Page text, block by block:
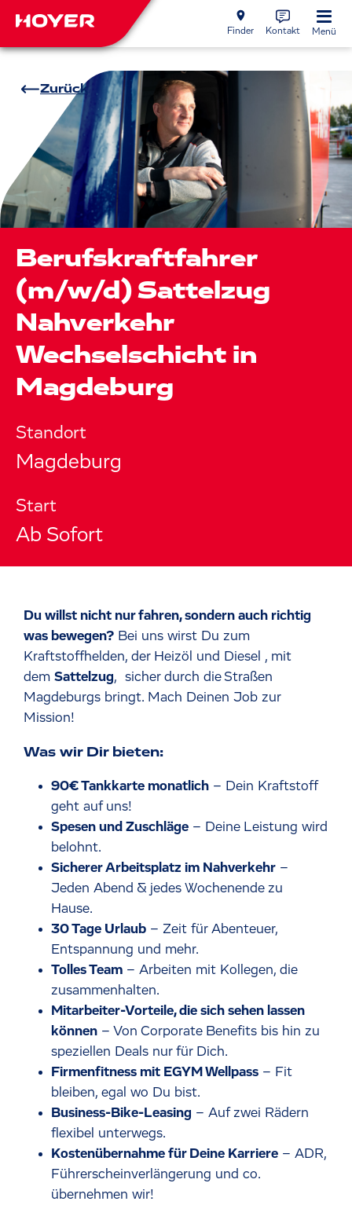
Finder Kontakt Menü
Zurück
Berufskraftfahrer
(m/w/d) Sattelzug
Nahverkehr
Wechselschicht in
Magdeburg
Standort
Magdeburg
Start
Ab Sofort
Du willst nicht nur fahren, sondern auch richtig
was bewegen? Bei uns wirst Du zum
Kraftstoffhelden, der Heizöl und Diesel , mit
dem Sattelzug, sicher durch die Straßen
Magdeburgs bringt. Mach Deinen Job zur
Mission!
Was wir Dir bieten:
90€ Tankkarte monatlich – Dein Kraftstoff
geht auf uns!
Spesen und Zuschläge – Deine Leistung wird
belohnt.
Sicherer Arbeitsplatz im Nahverkehr –
Jeden Abend & jedes Wochenende zu
Hause.
30 Tage Urlaub – Zeit für Abenteuer,
Entspannung und mehr.
Tolles Team – Arbeiten mit Kollegen, die
zusammenhalten.
Mitarbeiter-Vorteile, die sich sehen lassen
können – Von Corporate Benefits bis hin zu
speziellen Deals nur für Dich.
Firmenfitness mit EGYM Wellpass – Fit
bleiben, egal wo Du bist.
Business-Bike-Leasing – Auf zwei Rädern
flexibel unterwegs.
Kostenübernahme für Deine Karriere – ADR,
Führerscheinverlängerung und co.
übernehmen wir!